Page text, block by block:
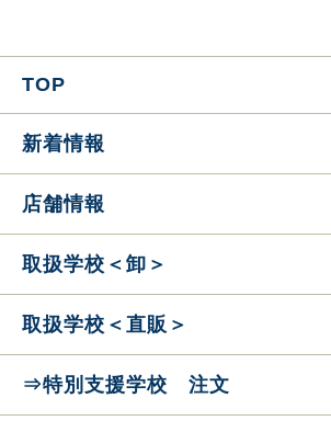
TOP
新着情報
店舗情報
取扱学校＜卸＞
取扱学校＜直販＞
⇒特別支援学校 注文